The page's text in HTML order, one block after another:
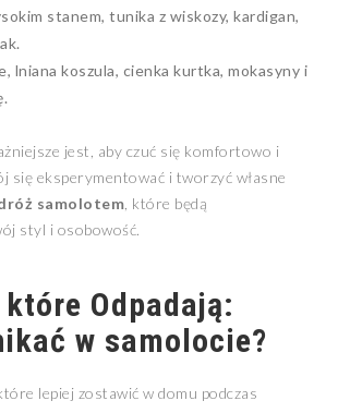
stanem, tunika z wiskozy, kardigan,
lniana koszula, cienka kurtka, mokasyny i
jest, aby czuć się komfortowo i
się eksperymentować i tworzyć własne
samolotem , które będą
styl i osobowość.
Odpadają:
w samolocie?
lepiej zostawić w domu podczas